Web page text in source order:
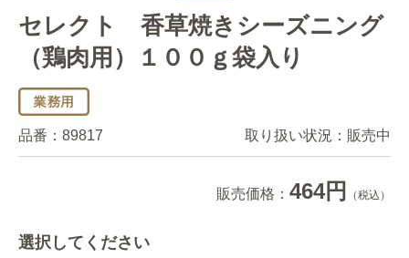
セレクト 香草焼きシーズニング
（鶏肉用）１００ｇ袋入り
品番： 89817 取り扱い状況： 販売中
販売価格： 464円 （税込）
選択してください